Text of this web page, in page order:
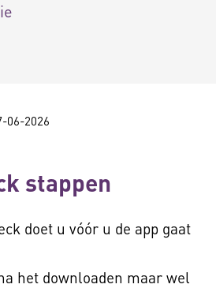
06-2026
stappen
doet u vóór u de app gaat
het downloaden maar wel